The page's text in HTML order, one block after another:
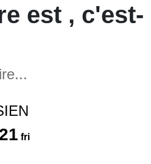
est , c'est-
fri